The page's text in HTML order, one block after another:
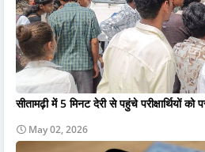
सीतामढ़ी में 5 मिनट देरी से पहुंचे परीक्षार्थियों को
May 02, 2026